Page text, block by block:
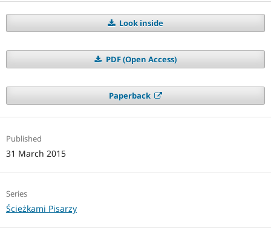
Look inside
PDF (Open Access)
Paperback
Published
31 March 2015
Series
Ścieżkami Pisarzy